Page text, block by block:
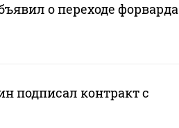
о переходе форварда
подписал контракт с